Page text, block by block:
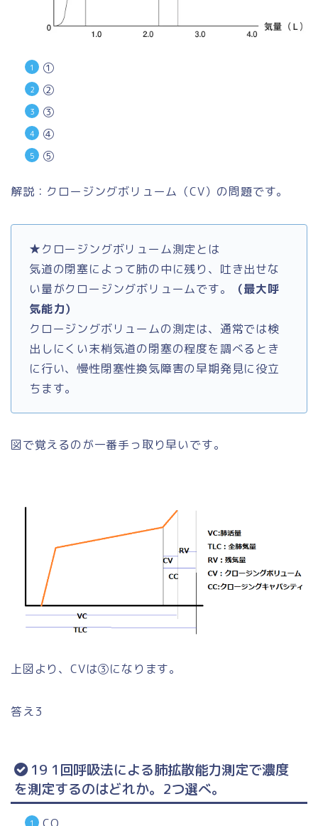
①
②
③
④
⑤
解説：クロージングボリューム（CV）の問題です。
★クロージングボリューム測定とは
気道の閉塞によって肺の中に残り、吐き出せな
い量がクロージングボリュームです。
（最大呼
気能力）
クロージングボリュームの測定は、通常では検
出しにくい末梢気道の閉塞の程度を調べるとき
に行い、慢性閉塞性換気障害の早期発見に役立
ちます。
図で覚えるのが一番手っ取り早いです。
上図より、CVは③になります。
答え3
19 1回呼吸法による肺拡散能力測定で濃度
を測定するのはどれか。2つ選べ。